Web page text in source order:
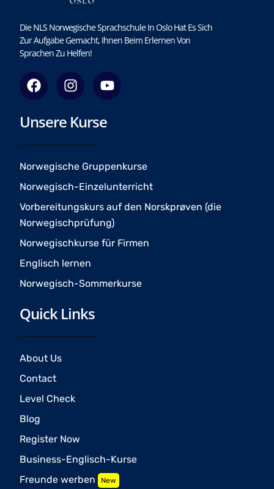
Die NLS Norwegische Sprachschule In Oslo Hat Es Sich
Zur Aufgabe Gemacht, Ihnen Beim Erlernen Von
Sprachen Zu Helfen!
F
a
c
e
o
o
I
n
s
t
g
r
a
m
Y
o
u
t
e
Unsere Kurse
Norwegische Gruppenkurse
Norwegisch-Einzelunterricht
Vorbereitungskurs auf den Norskprøven (die
Norwegischprüfung)
Norwegischkurse für Firmen
Englisch lernen
Norwegisch-Sommerkurse
Quick Links
About Us
Contact
Level Check
Blog
Register Now
Business-Englisch-Kurse
Freunde werben New